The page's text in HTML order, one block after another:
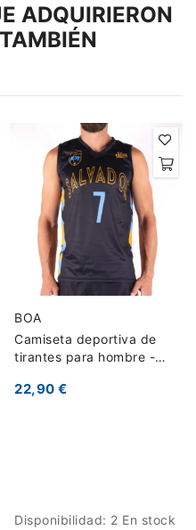
ADQUIRIERON
BOA
Camiseta deportiva de
tirantes para hombre -
22,90 €
Disponibilidad: 2 En stock